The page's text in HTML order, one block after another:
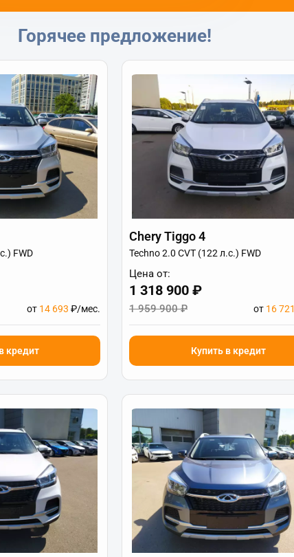
Горячее предложение!
FWD
от 14 693 ₽/мес.
кредит
Chery Tiggo 4
Techno 2.0 CVT (122 л.с.) FWD
Цена от:
1 318 900 ₽
1 959 900 ₽ от 16 721
Купить в кредит